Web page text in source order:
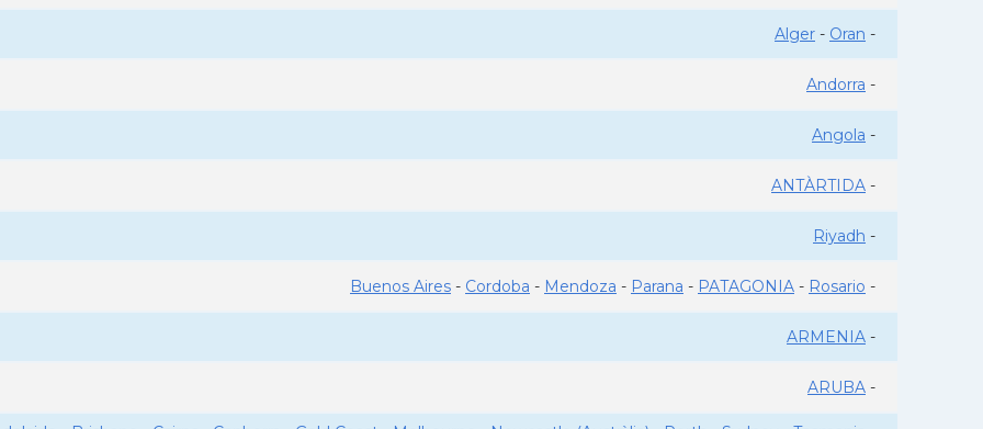
Alger - Oran -
Andorra -
Angola -
ANTÀRTIDA -
Riyadh -
Buenos Aires - Cordoba - Mendoza - Parana - PATAGONIA - Rosario -
ARMENIA -
ARUBA -